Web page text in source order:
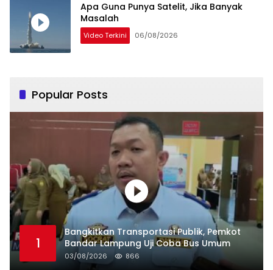
Apa Guna Punya Satelit, Jika Banyak
Masalah
Video Terkini 06/08/2026
Popular Posts
1
Bangkitkan Transportasi Publik, Pemkot
Bandar Lampung Uji Coba Bus Umum
03/08/2026 866